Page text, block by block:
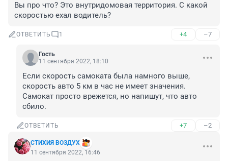
Вы про что? Это внутридомовая территория. С какой
скоростью ехал водитель?
ОТВЕТИТЬ 1 +4 –7
Гость
11 сентября 2022, 18:10
Если скорость самоката была намного выше,
скорость авто 5 км в час не имеет значения.
Самокат просто врежется, но напишут, что авто
сбило.
ОТВЕТИТЬ +7 –2
СТИХИЯ ВОЗДУХ
11 сентября 2022, 16:46